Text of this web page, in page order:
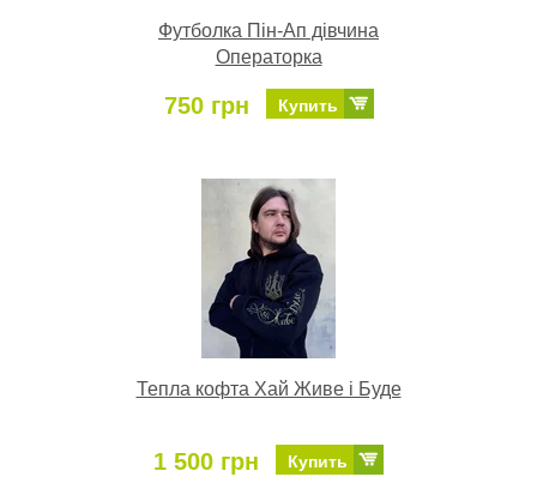
Футболка Пін-Ап дівчина
Операторка
750 грн Купить
Тепла кофта Хай Живе і Буде
1 500 грн Купить